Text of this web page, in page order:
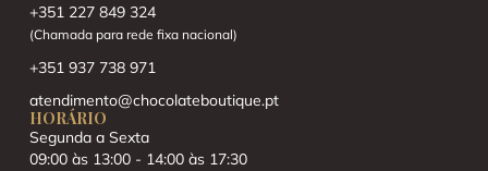
+351 227 849 324
(Chamada para rede fixa nacional)
+351 937 738 971
atendimento@chocolateboutique.pt
HORÁRIO
Segunda a Sexta
09:00 às 13:00 - 14:00 às 17:30